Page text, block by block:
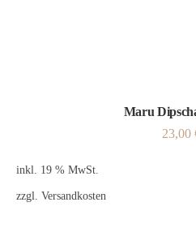
Maru
23,00
inkl. 19 % MwSt.
zzgl. Versandkosten